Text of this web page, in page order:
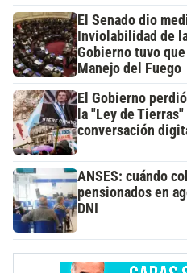
El Senado dio
Inviolabilidad de
Gobierno tuvo
Manejo del Fuego
El Gobierno
la "Ley de
conversación
ANSES: cuándo
pensionados en
DNI